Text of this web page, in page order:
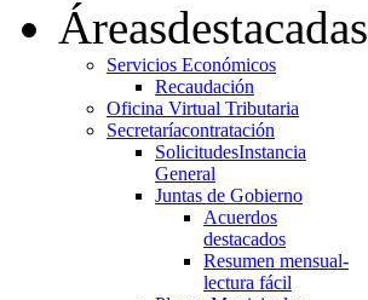
Áreasdestacadas
Servicios Económicos
Recaudación
Oficina Virtual Tributaria
Secretaríacontratación
SolicitudesInstancia
General
Juntas de Gobierno
Acuerdos
destacados
Resumen mensual-
lectura fácil